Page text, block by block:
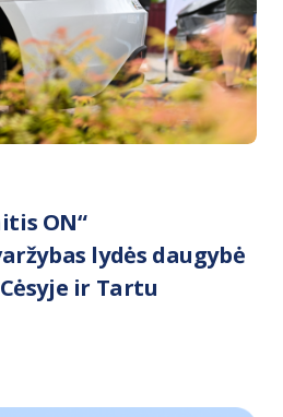
ON“
lydės daugybė
ir Tartu